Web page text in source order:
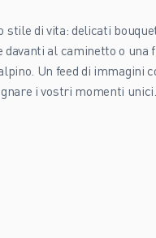
di vita: delicati
al caminetto o una
Un feed di immagini
i vostri momenti unici.